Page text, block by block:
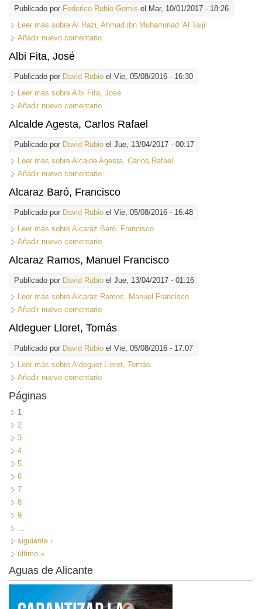
Publicado por Federico Rubio Gomis el Mar, 10/01/2017 - 18:26
Leer más sobre Al Razi, Ahmad ibn Muhammad 'Al Taiji'
Añadir nuevo comentario
Albi Fita, José
Publicado por David Rubio el Vie, 05/08/2016 - 16:30
Leer más sobre Albi Fita, José
Añadir nuevo comentario
Alcalde Agesta, Carlos Rafael
Publicado por David Rubio el Jue, 13/04/2017 - 00:17
Leer más sobre Alcalde Agesta, Carlos Rafael
Añadir nuevo comentario
Alcaraz Baró, Francisco
Publicado por David Rubio el Vie, 05/08/2016 - 16:48
Leer más sobre Alcaraz Baró, Francisco
Añadir nuevo comentario
Alcaraz Ramos, Manuel Francisco
Publicado por David Rubio el Jue, 13/04/2017 - 01:16
Leer más sobre Alcaraz Ramos, Manuel Francisco
Añadir nuevo comentario
Aldeguer Lloret, Tomás
Publicado por David Rubio el Vie, 05/08/2016 - 17:07
Leer más sobre Aldeguer Lloret, Tomás
Añadir nuevo comentario
Páginas
1
2
3
4
5
6
7
8
9
siguiente ›
último »
Aguas de Alicante